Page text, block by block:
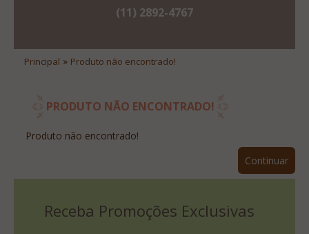
Lista De Desejos
Minha Conta
Site Institucional
Lista De Desejos
(11) 2892-4767
Principal » Produto não encontrado!
PRODUTO NÃO ENCONTRADO!
Produto não encontrado!
Continuar
Receba Promoções Exclusivas